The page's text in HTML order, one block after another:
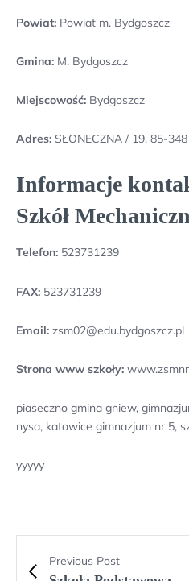
Powiat: Powiat m. Bydgoszcz
Gmina: M. Bydgoszcz
Miejscowość: Bydgoszcz
Adres: SŁONECZNA / 19, 85-348
Informacje
Szkół
Telefon: 523731239
FAX: 523731239
Email: zsm02@edu.bydgoszcz.pl
Strona www szkoły:
piaseczno gmina gniew,
nysa, katowice gimnazjum nr 5,
yyyyy
Previous Post